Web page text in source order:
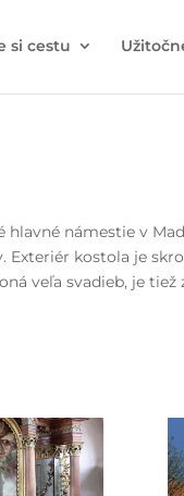
si cestu
námestie v
kostola je
veľa svadieb, je tiež